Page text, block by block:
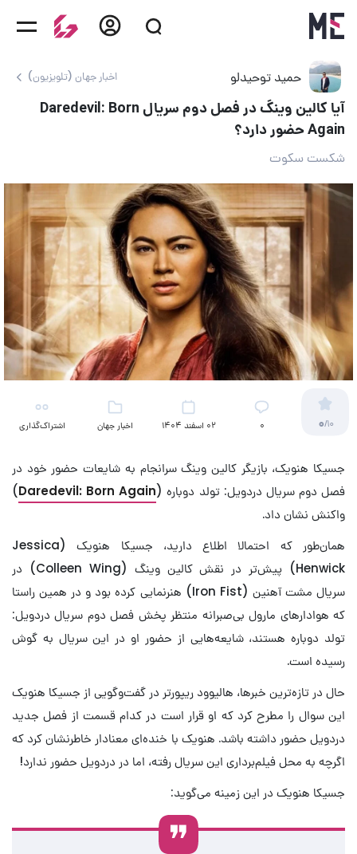
حمید توحیدلو اخبار جهان (تلویزیون)
آیا کالین وینگ در فصل دوم سریال Daredevil: Born
Again حضور دارد؟
شکست سکوت
0/10 ۰ 02 اسفند 1404
اخبار جهان
اشتراک‌گذاری
جسیکا هنویک، بازیگر کالین وینگ سرانجام به شایعات حضور خود در
فصل دوم سریال دردویل: تولد دوباره (Daredevil: Born Again
)
واکنش نشان داد.
همان‎‌طور که احتمالا اطلاع دارید، جسیکا هنویک (Jessica
Henwick) پیش‌تر در نقش کالین وینگ (Colleen Wing) در
سریال مشت آهنین (Iron Fist) هنرنمایی کرده بود و در همین راستا
که هوادارهای مارول بی‌صبرانه منتظر پخش فصل دوم سریال دردویل:
تولد دوباره هستند، شایعه‌هایی از حضور او در این سریال به گوش
رسیده است.
حال در تازه‌ترین خبرها، هالیوود ریپورتر در گفت‌وگویی از جسیکا هنویک
این سوال را مطرح کرد که او قرار است در کدام قسمت از فصل جدید
دردویل حضور داشته باشد. هنویک با خنده‌ای معنادار خاطرنشان کرد که
اگرچه به محل فیلم‌برداری این سریال رفته، اما در دردویل حضور ندارد!
جسیکا هنویک در این زمینه می‌گوید: